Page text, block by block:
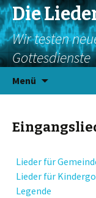
Die
Wir testen
Gottesdienste
Menü
Lieder für
Lieder für
Legende